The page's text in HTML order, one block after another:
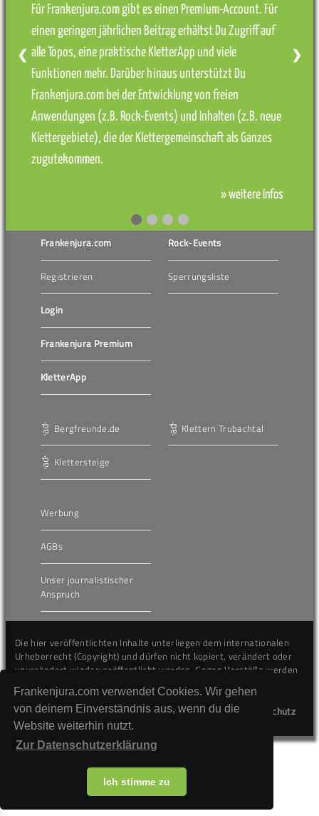
Frankenjura.com verwendet Cookies. Wir gehen
von deinem Einverständnis aus, wenn du die
Website weiterhin nutzt.
Zur Datenschutzerklärung
Ich stimme zu
Für Frankenjura.com gibt es einen Premium-Account. Für
einen geringen jährlichen Beitrag erhältst Du Zugriff auf
alle Topos, eine praktische KletterApp und viele
Funktionen mehr. Darüber hinaus unterstützt Du
Frankenjura.com bei der Entwicklung von freien
Anwendungen (z.B. Rock-Events) und Inhalten (z.B. neue
Klettergebiete), die der Klettergemeinschaft als Ganzes
zugutekommen.
» weitere Infos
❮ ❯
Frankenjura.com
Registrieren
Login
Frankenjura Premium
KletterApp
Rock-Events
Sperrungsliste
Bergfreunde.de
Klettersteige
Klettern Trubachtal
Werbung
AGBs
Unser journalistischer
Anspruch
Die hier veröffentlichten Inhalte unterliegen dem internationalen
Urheberrecht (Copyright) und dürfen nicht kopiert, verändert oder
unverändert wiederveröffentlicht werden. Gegen Verstöße werden
Kontakt
Impressum Datenschutz